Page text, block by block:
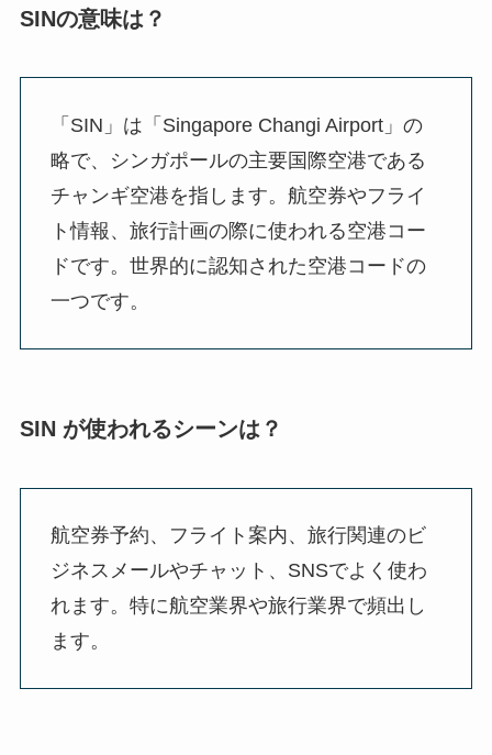
SINの意味は？
「SIN」は「Singapore Changi Airport」の
略で、シンガポールの主要国際空港である
チャンギ空港を指します。航空券やフライ
ト情報、旅行計画の際に使われる空港コー
ドです。世界的に認知された空港コードの
一つです。
SIN が使われるシーンは？
航空券予約、フライト案内、旅行関連のビ
ジネスメールやチャット、SNSでよく使わ
れます。特に航空業界や旅行業界で頻出し
ます。